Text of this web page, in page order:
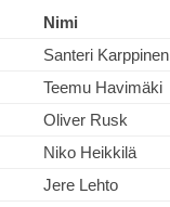
Nimi
Santeri Karppinen
Teemu Havimäki
Oliver Rusk
Niko Heikkilä
Jere Lehto